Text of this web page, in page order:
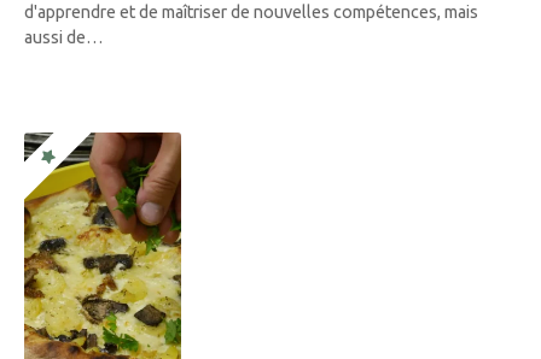
d'apprendre et de maîtriser de nouvelles compétences, mais
aussi de…